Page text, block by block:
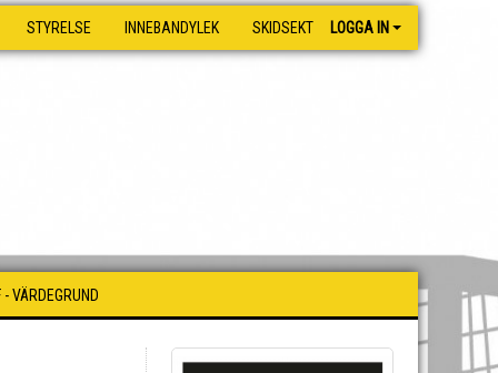
STYRELSE INNEBANDYLEK SKIDSEKTIONENLOGGA IN
- VÄRDEGRUND